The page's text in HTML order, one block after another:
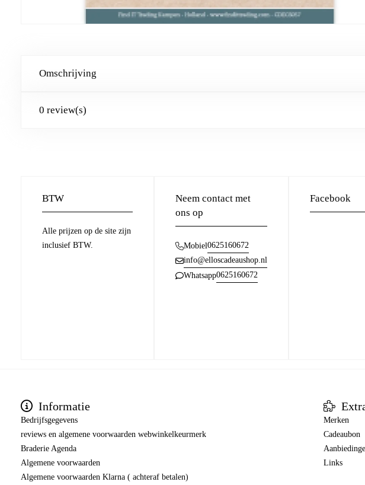
Omschrijving
0 review(s)
BTW
Alle prijzen op de site zijn
inclusief BTW.
Neem contact met
ons op
Mobiel0625160672
info@elloscadeaushop.nl
Whatsapp0625160672
Facebook
Informatie
Bedrijfsgegevens
reviews en algemene voorwaarden webwinkelkeurmerk
Braderie Agenda
Algemene voorwaarden
Algemene voorwaarden Klarna ( achteraf betalen)
Merken
Cadeaubon
Links